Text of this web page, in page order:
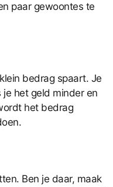
paar gewoontes te
bedrag spaart. Je
je het geld minder en
het bedrag
Ben je daar, maak